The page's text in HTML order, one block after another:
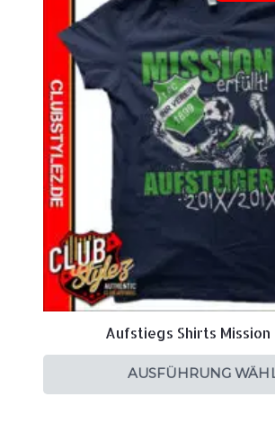
Aufstiegs Shirts
AUSFÜHRUNG